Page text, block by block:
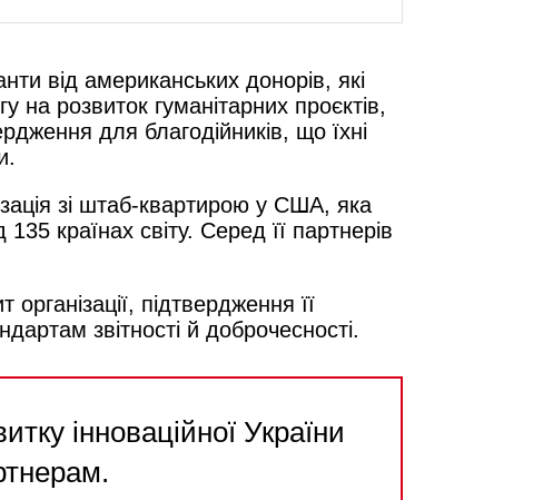
від американських донорів, які
розвиток гуманітарних проєктів,
для благодійників, що їхні
зі штаб-квартирою у США, яка
країнах світу. Серед її партнерів
підтвердження її
звітності й доброчесності.
інноваційної України